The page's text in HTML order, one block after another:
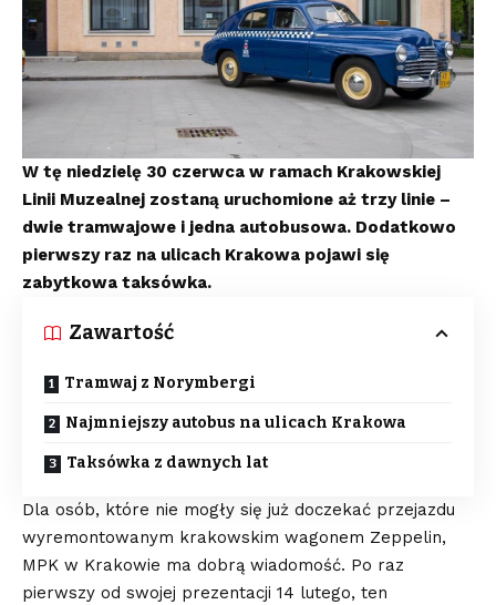
W tę niedzielę 30 czerwca w ramach Krakowskiej
Linii Muzealnej zostaną uruchomione aż trzy linie –
dwie tramwajowe i jedna autobusowa. Dodatkowo
pierwszy raz na ulicach Krakowa pojawi się
zabytkowa taksówka.
Zawartość
Tramwaj z Norymbergi
Najmniejszy autobus na ulicach Krakowa
Taksówka z dawnych lat
Dla osób, które nie mogły się już doczekać przejazdu
wyremontowanym krakowskim wagonem Zeppelin,
MPK w Krakowie ma dobrą wiadomość. Po raz
pierwszy od swojej prezentacji 14 lutego, ten